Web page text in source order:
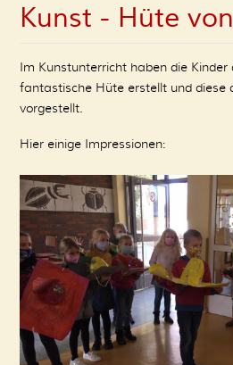
Kunst - Hüte
Im Kunstunterricht haben die
fantastische Hüte erstellt und diese
vorgestellt.
Hier einige Impressionen: